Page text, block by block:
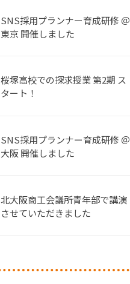
SNS採用プランナー育成研修 ＠
東京 開催しました
桜塚高校での探求授業 第2期 ス
タート！
SNS採用プランナー育成研修 ＠
大阪 開催しました
北大阪商工会議所青年部で講演
させていただきました